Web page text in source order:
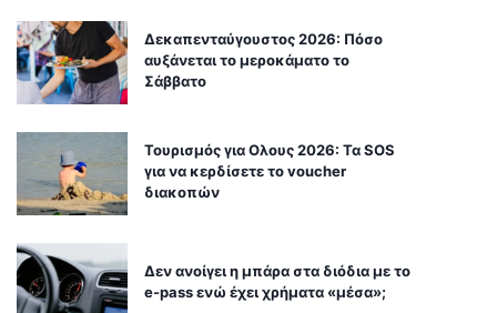
Δεκαπενταύγουστος 2026: Πόσο
αυξάνεται το μεροκάματο το
Σάββατο
Τουρισμός για Ολους 2026: Τα SOS
για να κερδίσετε το voucher
διακοπών
Δεν ανοίγει η μπάρα στα διόδια με το
e-pass ενώ έχει χρήματα «μέσα»;